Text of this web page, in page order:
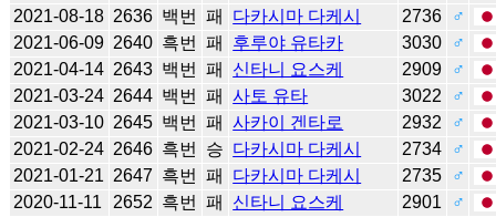
2021-08-18 2636 백번 패 다카시마 다케시 2736
♂
2021-06-09 2640 흑번 패 후루야 유타카 3030
♂
2021-04-14 2643 백번 패 신타니 요스케 2909
♂
2021-03-24 2644 백번 패 사토 유타 3022
♂
2021-03-10 2645 백번 패 사카이 겐타로 2932
♂
2021-02-24 2646 흑번 승 다카시마 다케시 2734
♂
2021-01-21 2647 흑번 패 다카시마 다케시 2735
♂
2020-11-11
2652 흑번 패 신타니 요스케 2901
♂